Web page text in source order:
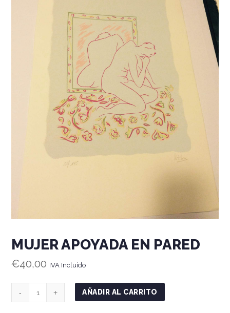
MUJER APOYADA EN PARED
€40,00 IVA Incluido
apoyada
AÑADIR AL CARRITO